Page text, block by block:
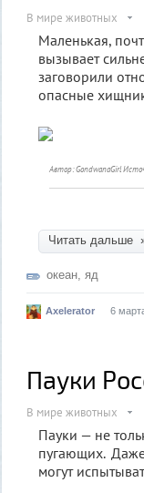
В мире животных
Маленькая,
вызывает
заговорили
опасные
Автор: GondwanaGirl
Читать дальше
океан, яд
Axelerator 6
Пауки
В мире животных
Пауки — не
пугающих.
могут